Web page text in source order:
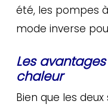
été, les pompes
mode inverse
Les
chaleur
Bien que les